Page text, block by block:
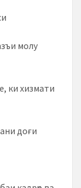
молу
ки хизмати
доғи